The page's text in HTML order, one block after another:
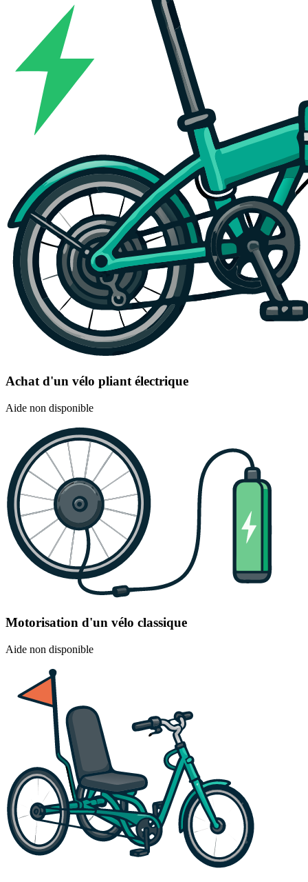
Achat d'un vélo pliant électrique
Aide non disponible
Motorisation d'un vélo classique
Aide non disponible